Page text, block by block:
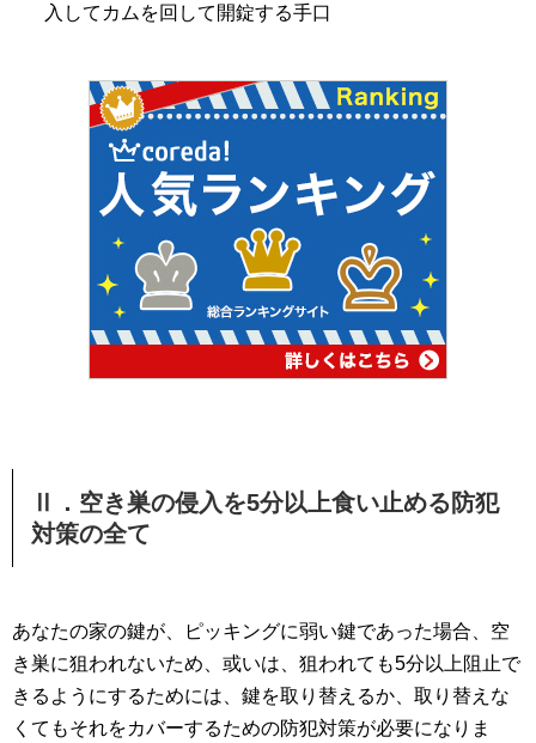
入してカムを回して開錠する手口
Ⅱ．空き巣の侵入を5分以上食い止める防犯
対策の全て
あなたの家の鍵が、ピッキングに弱い鍵であった場合、空
き巣に狙われないため、或いは、狙われても5分以上阻止で
きるようにするためには、鍵を取り替えるか、取り替えな
くてもそれをカバーするための防犯対策が必要になりま